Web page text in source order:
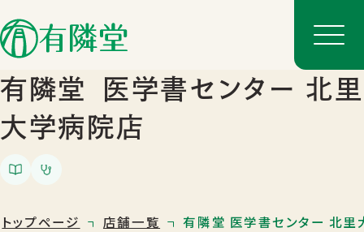
有隣堂
医学書センター 北里
大学病院店
トップページ 店舗一覧 有隣堂 医学書センター 北里